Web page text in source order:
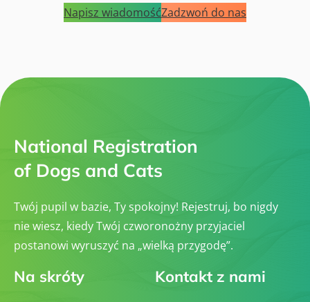
Napisz wiadomośćZadzwoń do nas
National Registration
of Dogs and Cats
Twój pupil w bazie, Ty spokojny! Rejestruj, bo nigdy
nie wiesz, kiedy Twój czworonożny przyjaciel
postanowi wyruszyć na „wielką przygodę”.
Na skróty Kontakt z nami